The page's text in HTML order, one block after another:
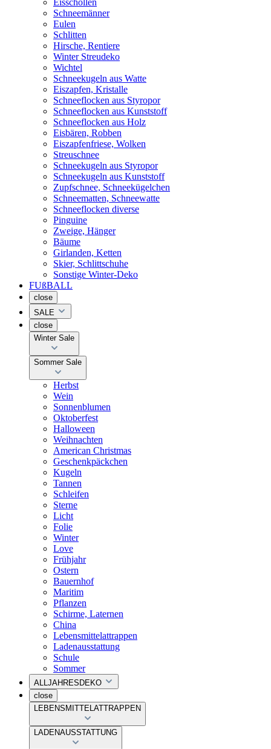
Schneemänner
Eulen
Schlitten
Hirsche, Rentiere
Winter Streudeko
Wichtel
Schneekugeln aus Watte
Eiszapfen, Kristalle
Schneeflocken aus Styropor
Schneeflocken aus Kunststoff
Schneeflocken aus Holz
Eisbären, Robben
Eiszapfenfriese, Wolken
Streuschnee
Schneekugeln aus Styropor
Schneekugeln aus Kunststoff
Zupfschnee, Schneekügelchen
Schneematten, Schneewatte
Schneeflocken diverse
Pinguine
Zweige, Hänger
Bäume
Girlanden, Ketten
Skier, Schlittschuhe
Sonstige Winter-Deko
FUßBALL
close
SALE
close
Winter Sale
Sommer Sale
Herbst
Wein
Sonnenblumen
Oktoberfest
Halloween
Weihnachten
American Christmas
Geschenkpäckchen
Kugeln
Tannen
Schleifen
Sterne
Licht
Folie
Winter
Love
Frühjahr
Ostern
Bauernhof
Maritim
Pflanzen
Schirme, Laternen
China
Lebensmittelattrappen
Ladenausstattung
Schule
Sommer
ALLJAHRESDEKO
close
LEBENSMITTELATTRAPPEN
LADENAUSSTATTUNG